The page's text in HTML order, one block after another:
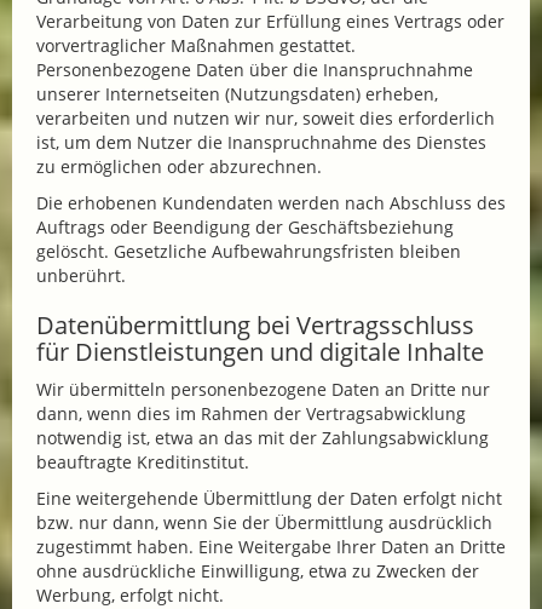
Verarbeitung von Daten zur Erfüllung eines Vertrags oder
vorvertraglicher Maßnahmen gestattet.
Personenbezogene Daten über die Inanspruchnahme
unserer Internetseiten (Nutzungsdaten) erheben,
verarbeiten und nutzen wir nur, soweit dies erforderlich
ist, um dem Nutzer die Inanspruchnahme des Dienstes
zu ermöglichen oder abzurechnen.
Die erhobenen Kundendaten werden nach Abschluss des
Auftrags oder Beendigung der Geschäftsbeziehung
gelöscht. Gesetzliche Aufbewahrungsfristen bleiben
unberührt.
Datenübermittlung bei Vertragsschluss
für Dienstleistungen und digitale Inhalte
Wir übermitteln personenbezogene Daten an Dritte nur
dann, wenn dies im Rahmen der Vertragsabwicklung
notwendig ist, etwa an das mit der Zahlungsabwicklung
beauftragte Kreditinstitut.
Eine weitergehende Übermittlung der Daten erfolgt nicht
bzw. nur dann, wenn Sie der Übermittlung ausdrücklich
zugestimmt haben. Eine Weitergabe Ihrer Daten an Dritte
ohne ausdrückliche Einwilligung, etwa zu Zwecken der
Werbung, erfolgt nicht.